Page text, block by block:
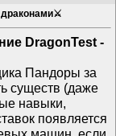
драконами⚔
DragonTest -
Пандоры за
существ (даже
навыки,
появляется